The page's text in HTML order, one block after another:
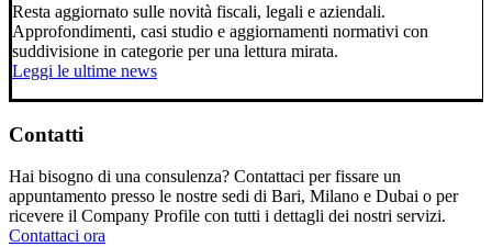
Resta aggiornato sulle novità fiscali, legali e aziendali.
Approfondimenti, casi studio e aggiornamenti normativi con
suddivisione in categorie per una lettura mirata.
Leggi le ultime news
Contatti
Hai bisogno di una consulenza? Contattaci per fissare un
appuntamento presso le nostre sedi di Bari, Milano e Dubai o per
ricevere il Company Profile con tutti i dettagli dei nostri servizi.
Contattaci ora